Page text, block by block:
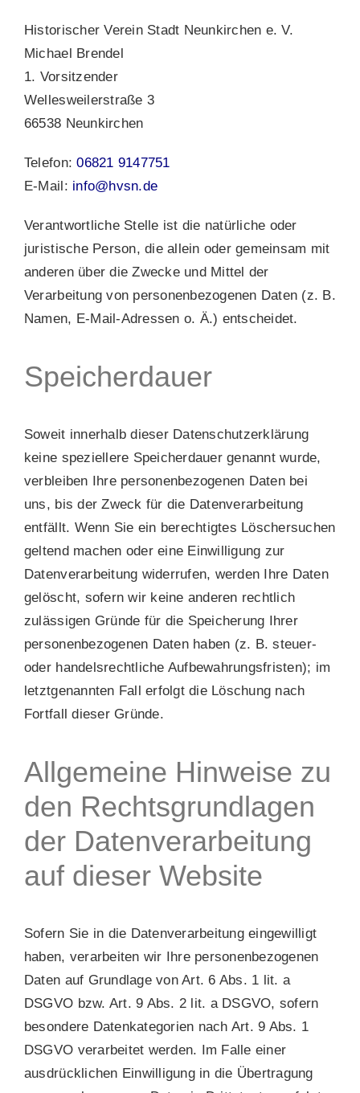
Historischer Verein Stadt Neunkirchen e. V.
Michael Brendel
1. Vorsitzender
Wellesweilerstraße 3
66538 Neunkirchen
Telefon:06821 9147751
E-Mail: info@hvsn.de
Verantwortliche Stelle ist die natürliche oder
juristische Person, die allein oder gemeinsam mit
anderen über die Zwecke und Mittel der
Verarbeitung von personenbezogenen Daten (z. B.
Namen, E-Mail-Adressen o. Ä.) entscheidet.
Speicherdauer
Soweit innerhalb dieser Datenschutzerklärung
keine speziellere Speicherdauer genannt wurde,
verbleiben Ihre personenbezogenen Daten bei
uns, bis der Zweck für die Datenverarbeitung
entfällt. Wenn Sie ein berechtigtes Löschersuchen
geltend machen oder eine Einwilligung zur
Datenverarbeitung widerrufen, werden Ihre Daten
gelöscht, sofern wir keine anderen rechtlich
zulässigen Gründe für die Speicherung Ihrer
personenbezogenen Daten haben (z. B. steuer-
oder handelsrechtliche Aufbewahrungsfristen); im
letztgenannten Fall erfolgt die Löschung nach
Fortfall dieser Gründe.
Allgemeine Hinweise zu
den Rechtsgrundlagen
der Datenverarbeitung
auf dieser Website
Sofern Sie in die Datenverarbeitung eingewilligt
haben, verarbeiten wir Ihre personenbezogenen
Daten auf Grundlage von Art. 6 Abs. 1 lit. a
DSGVO bzw. Art. 9 Abs. 2 lit. a DSGVO, sofern
besondere Datenkategorien nach Art. 9 Abs. 1
DSGVO verarbeitet werden. Im Falle einer
ausdrücklichen Einwilligung in die Übertragung